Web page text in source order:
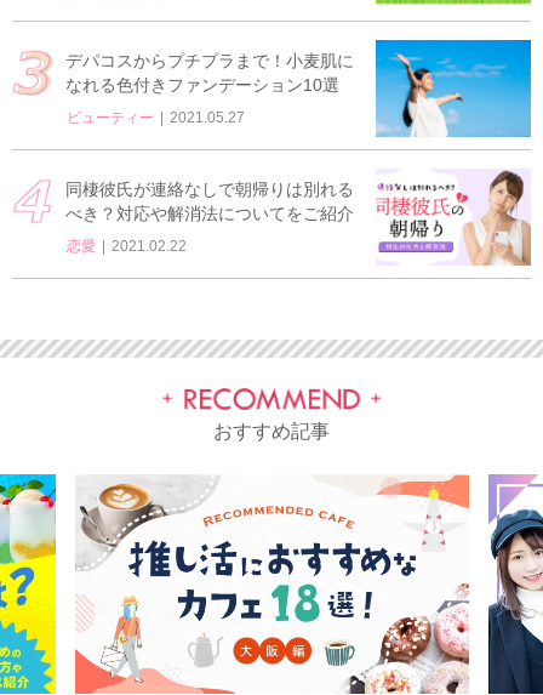
デパコスからプチプラまで！小麦肌に
なれる色付きファンデーション10選
ビューティー 2021.05.27
同棲彼氏が連絡なしで朝帰りは別れる
べき？対応や解消法についてをご紹介
恋愛 2021.02.22
おすすめ記事